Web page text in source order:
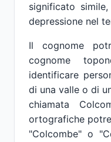
significato
depressione nel
Il cognome
cognome
identificare
di una valle o di
chiamata
ortografiche
"Colcombe" o